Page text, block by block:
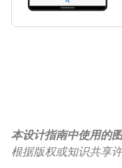
本设计指南中使用的
根据版权或知识共享